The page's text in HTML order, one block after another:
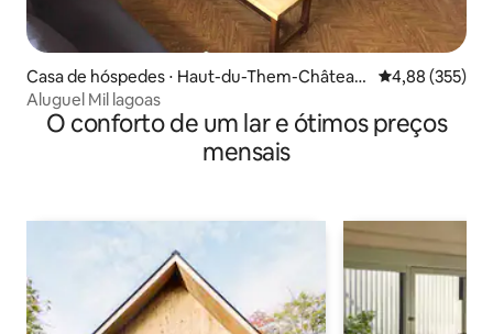
Casa de hóspedes ⋅ Haut-du-Them-Château
-Lambert
4,88 de uma
4,88 (355)
Aluguel Mil lagoas
O conforto de um lar e ótimos preços
mensais